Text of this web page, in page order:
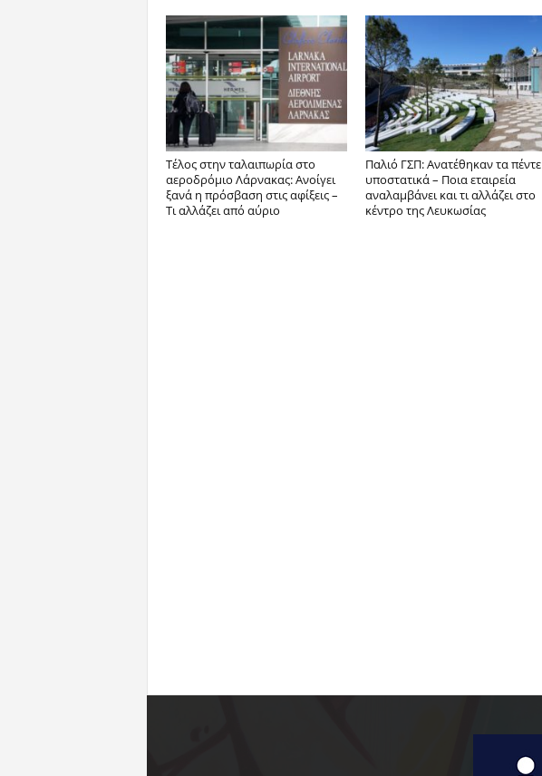
Tέλος στην ταλαιπωρία στο
αεροδρόμιο Λάρνακας: Ανοίγει
ξανά η πρόσβαση στις αφίξεις –
Τι αλλάζει από αύριο
Παλιό ΓΣΠ: Ανατέθηκαν τα πέντε
υποστατικά – Ποια εταιρεία
αναλαμβάνει και τι αλλάζει στο
κέντρο της Λευκωσίας